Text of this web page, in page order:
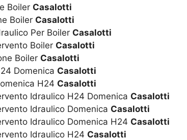
Boiler Casalotti
Boiler Casalotti
Per Boiler Casalotti
Boiler Casalotti
Boiler Casalotti
Domenica Casalotti
H24 Casalotti
Idraulico H24 Domenica Casalotti
Idraulico Domenica Casalotti
Idraulico Domenica H24 Casalotti
Idraulico H24 Casalotti